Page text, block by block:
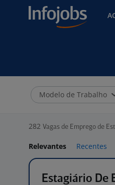
Modelo de Trabalho
282 Vagas de Emprego de
Relevantes Recentes
Estagiário De